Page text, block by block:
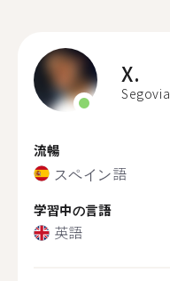
X.
Segovia
流暢
スペイン語
学習中の言語
英語